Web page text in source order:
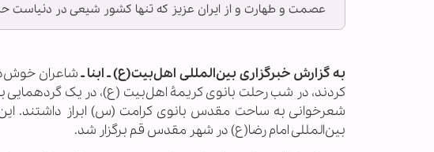
عصمت و طهارت و از ایران عزیز که تنها کشور شیعی در دنیاست
به گزارش خبرگزاری بین‌المللی اهل‌بیت(ع) ـ ابنا ـشاعران
کردند، در شب رحلت بانوی کریمۀ اهل‌بیت (ع)، در یک گردهمایی
شعرخوانی به ساحت مقدس بانوی کرامت (س) ابراز داشتند. این
بین‌المللی امام رضا(ع) در شهر مقدس قم برگزار شد.